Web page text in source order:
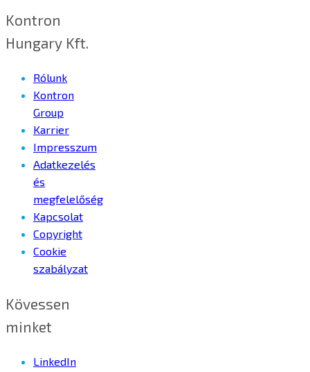
Kontron
Hungary Kft.
Rólunk
Kontron
Group
Karrier
Impresszum
Adatkezelés
és
megfelelőség
Kapcsolat
Copyright
Cookie
szabályzat
Kövessen
minket
LinkedIn